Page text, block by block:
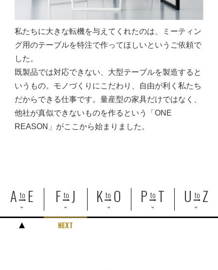
私たちに大きな転機を与えてくれたのは、ミーティン
グ用のテーブルを特注で作ってほしいというご依頼で
した。
既製品では対応できない、大型テーブルを製造すると
いうもの。モノづくりにこだわり、自由が利く私たち
だからできる仕事です。量産型の家具だけではなく、
他社が真似できないものを作るという「ONE
REASON」がここから始まりました。
A to E F to J K to O P to T U to Z